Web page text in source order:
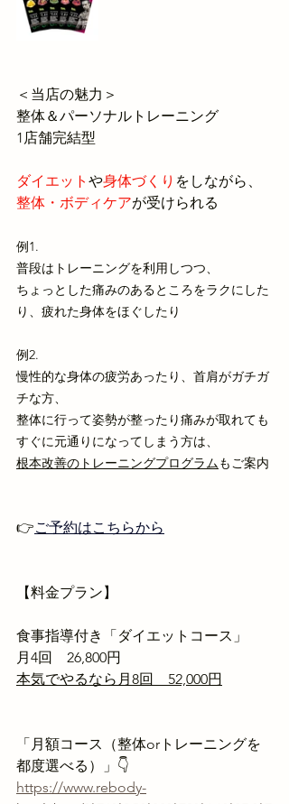
＜当店の魅力＞
整体＆パーソナルトレーニング
1店舗完結型
ダイエット や身体づくり をしながら、
整体・ボディケアが受けられる
例1.
普段はトレーニングを利用しつつ、
ちょっとした痛みのあるところをラクにした
り、疲れた身体をほぐしたり
例2.
慢性的な身体の疲労あったり、首肩がガチガ
チな方、
整体に行って姿勢が整ったり痛みが取れても
すぐに元通りになってしまう方は、
根本改善のトレーニングプログラムもご案内
👉ご予約はこちらから
【料金プラン】
食事指導付き「ダイエットコース」
月4回　26,800円
本気でやるなら月8回　52,000円
「月額コース（整体orトレーニングを
都度選べる）」👇
https://www.rebody-